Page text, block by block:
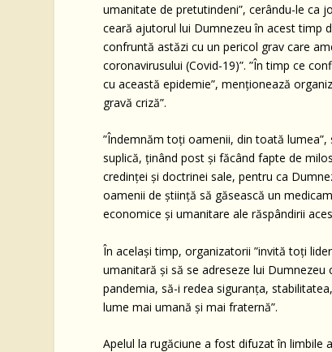
umanitate de pretutindeni”, cerându-le ca
ceară ajutorul lui Dumnezeu în acest timp
confruntă astăzi cu un pericol grav care
coronavirusului (Covid-19)”. ”În timp ce
cu această epidemie”, menționează
gravă criză”.
”Îndemnăm toți oamenii, din toată
suplică, ținând post și făcând fapte de
credinței și doctrinei sale, pentru ca
oamenii de știință să găsească un
economice și umanitare ale răspândirii
În același timp, organizatorii ”invită toți
umanitară și să se adreseze lui
pandemia, să-i redea siguranța,
lume mai umană și mai fraternă”.
Apelul la rugăciune a fost difuzat în limbile